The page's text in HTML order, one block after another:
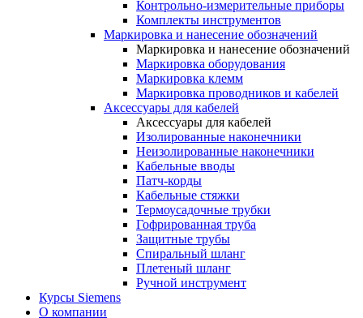
Контрольно-измерительные приборы
Комплекты инструментов
Маркировка и нанесение обозначений
Маркировка и нанесение обозначений
Маркировка оборудования
Маркировка клемм
Маркировка проводников и кабелей
Аксессуары для кабелей
Аксессуары для кабелей
Изолированные наконечники
Неизолированные наконечники
Кабельные вводы
Патч-корды
Кабельные стяжки
Термоусадочные трубки
Гофрированная труба
Защитные трубы
Спиральный шланг
Плетеный шланг
Ручной инструмент
Курсы Siemens
О компании